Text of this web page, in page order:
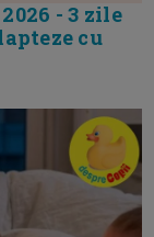
- 3 zile
cu